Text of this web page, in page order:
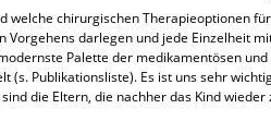
chirurgischen Therapieoptionen
darlegen und jede Einzelheit
Palette der medikamentösen
Publikationsliste). Es ist uns sehr
die Eltern, die nachher das Kind